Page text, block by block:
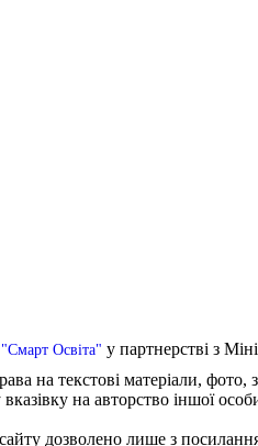
Освіта" у партнерстві з
на текстові матеріали,
на авторство іншої
дозволено лише з